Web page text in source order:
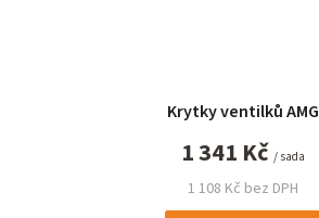
Krytky ventilků AMG
1 108 Kč bez DPH
1 341 Kč / sada